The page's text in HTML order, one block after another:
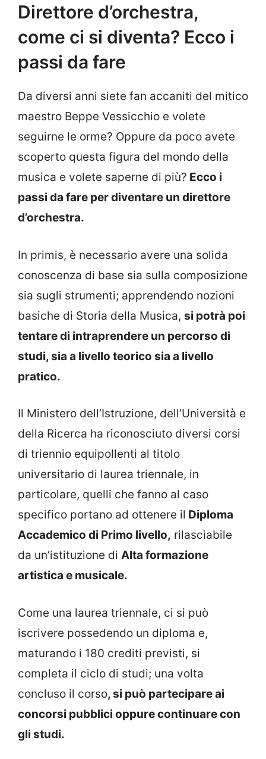
Direttore d’orchestra,
come ci si diventa? Ecco i
passi da fare
Da diversi anni siete fan accaniti del mitico
maestro Beppe Vessicchio e volete
seguirne le orme? Oppure da poco avete
scoperto questa figura del mondo della
musica e volete saperne di più? Ecco i
passi da fare per diventare un direttore
d’orchestra.
In primis, è necessario avere una solida
conoscenza di base sia sulla composizione
sia sugli strumenti; apprendendo nozioni
basiche di Storia della Musica, si potrà poi
tentare di intraprendere un percorso di
studi, sia a livello teorico sia a livello
pratico.
Il Ministero dell’Istruzione, dell’Università e
della Ricerca ha riconosciuto diversi corsi
di triennio equipollenti al titolo
universitario di laurea triennale, in
particolare, quelli che fanno al caso
specifico portano ad ottenere il Diploma
Accademico di Primo livello, rilasciabile
da un’istituzione di Alta formazione
artistica e musicale.
Come una laurea triennale, ci si può
iscrivere possedendo un diploma e,
maturando i 180 crediti previsti, si
completa il ciclo di studi; una volta
concluso il corso, si può partecipare ai
concorsi pubblici oppure continuare con
gli studi.